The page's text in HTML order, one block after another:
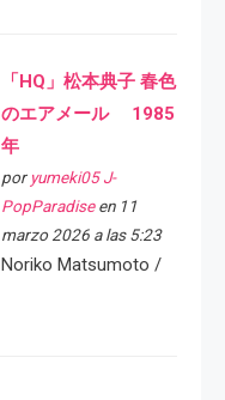
「HQ」松本典子 春色
のエアメール 1985
年
por yumeki05 J-
PopParadiseen 11
marzo 2026 a las 5:23
Noriko Matsumoto /